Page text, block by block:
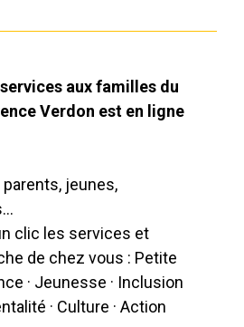
aux familles du
Verdon est en ligne
jeunes,
clic les services et
de chez vous : Petite
· Jeunesse · Inclusion
· Culture · Action